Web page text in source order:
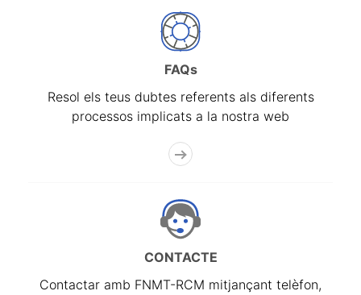
FAQs
Resol els teus dubtes referents als diferents
processos implicats a la nostra web
CONTACTE
Contactar amb FNMT-RCM mitjançant telèfon,